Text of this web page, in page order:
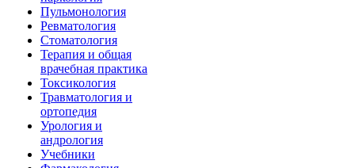
Пульмонология
Ревматология
Стоматология
Терапия и общая
врачебная практика
Токсикология
Травматология и
ортопедия
Урология и
андрология
Учебники